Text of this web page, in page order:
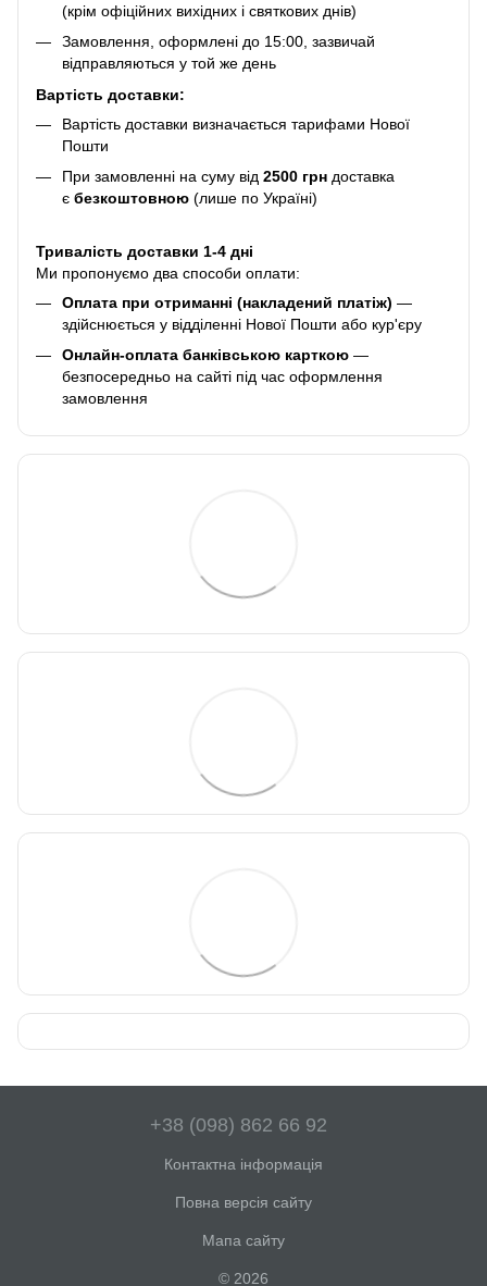
(крім офіційних вихідних і святкових днів)
Замовлення, оформлені до 15:00, зазвичай
відправляються у той же день
Вартість доставки:
Вартість доставки визначається тарифами Нової
Пошти
При замовленні на суму від 2500 грн доставка
є безкоштовною (лише по Україні)
Тривалість доставки 1-4 дні
Ми пропонуємо два способи оплати:
Оплата при отриманні (накладений платіж) —
здійснюється у відділенні Нової Пошти або кур'єру
Онлайн-оплата банківською карткою —
безпосередньо на сайті під час оформлення
замовлення
+38 (098) 862 66 92
Контактна інформація
Повна версія сайту
Мапа сайту
© 2026